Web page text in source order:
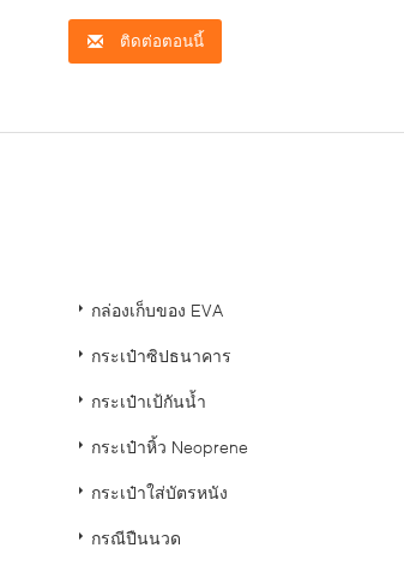
ติดต่อตอนนี้
กล่องเก็บของ EVA
กระเป๋าซิปธนาคาร
กระเป๋าเป้กันน้ำ
กระเป๋าหิ้ว Neoprene
กระเป๋าใส่บัตรหนัง
กรณีปืนนวด